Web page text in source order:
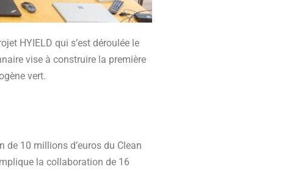
HYIELD qui s’est déroulée le
vise à construire la première
vert.
de 10 millions d’euros du Clean
la collaboration de 16